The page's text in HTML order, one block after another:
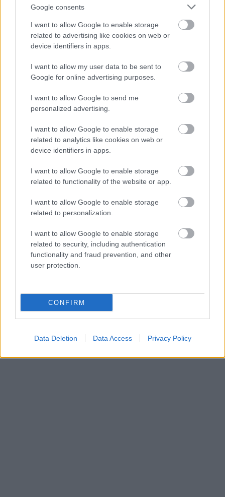
Google consents
I want to allow Google to enable storage
related to advertising like cookies on web or
device identifiers in apps.
I want to allow my user data to be sent to
Google for online advertising purposes.
I want to allow Google to send me
personalized advertising.
I want to allow Google to enable storage
related to analytics like cookies on web or
device identifiers in apps.
I want to allow Google to enable storage
related to functionality of the website or app.
I want to allow Google to enable storage
related to personalization.
I want to allow Google to enable storage
related to security, including authentication
functionality and fraud prevention, and other
user protection.
CONFIRM
Data Deletion Data Access Privacy Policy
2 Következő oldal
Oldal:1/ 2